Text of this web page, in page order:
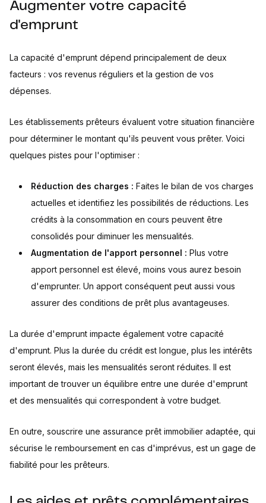
Augmenter votre capacité
d'emprunt
La capacité d'emprunt dépend principalement de deux
facteurs : vos revenus réguliers et la gestion de vos
dépenses.
Les établissements prêteurs évaluent votre situation financière
pour déterminer le montant qu'ils peuvent vous prêter. Voici
quelques pistes pour l'optimiser :
Réduction des charges : Faites le bilan de vos charges
actuelles et identifiez les possibilités de réductions. Les
crédits à la consommation en cours peuvent être
consolidés pour diminuer les mensualités.
Augmentation de l'apport personnel : Plus votre
apport personnel est élevé, moins vous aurez besoin
d'emprunter. Un apport conséquent peut aussi vous
assurer des conditions de prêt plus avantageuses.
La durée d'emprunt impacte également votre capacité
d'emprunt. Plus la durée du crédit est longue, plus les intérêts
seront élevés, mais les mensualités seront réduites. Il est
important de trouver un équilibre entre une durée d'emprunt
et des mensualités qui correspondent à votre budget.
En outre, souscrire une assurance prêt immobilier adaptée, qui
sécurise le remboursement en cas d'imprévus, est un gage de
fiabilité pour les prêteurs.